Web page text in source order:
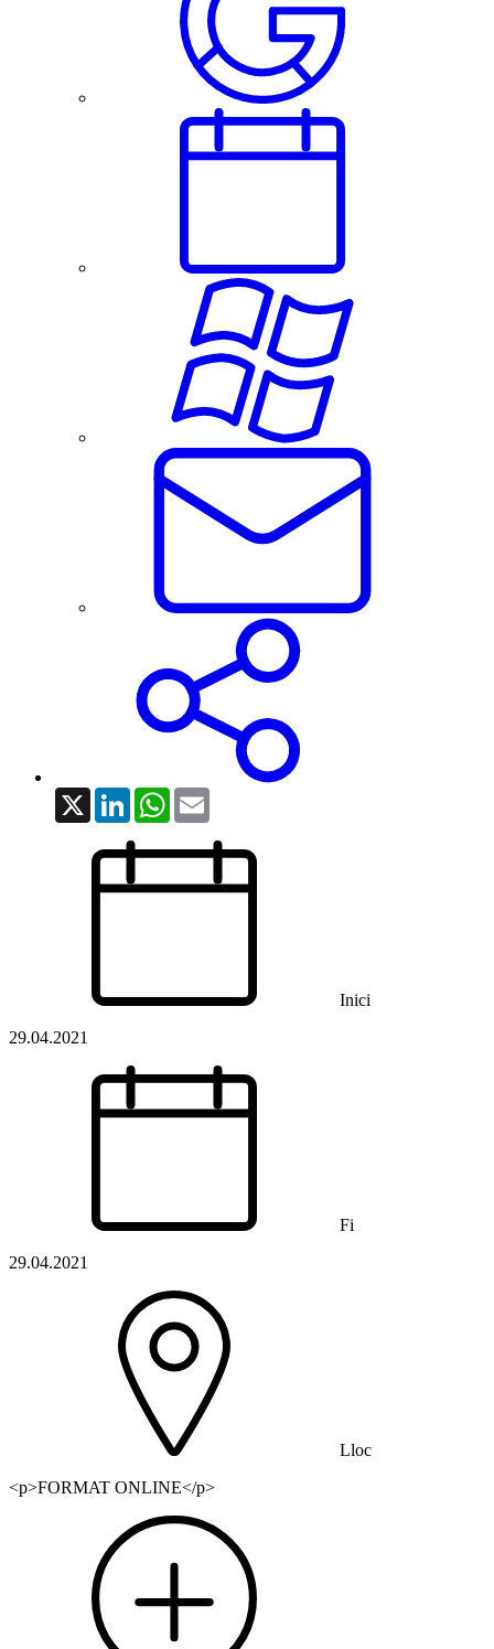
X LinkedInWhatsApp
Inici
29.04.2021
Fi
29.04.2021
Lloc
<p>FORMAT ONLINE</p>